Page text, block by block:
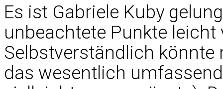
Es ist Gabriele Kuby
unbeachtete Punkte
Selbstverständlich
das wesentlich